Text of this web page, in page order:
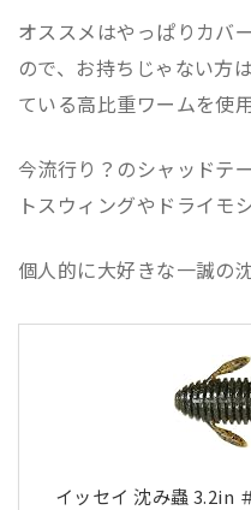
オススメはやっぱりカバ
ので、お持ちじゃない方
ている高比重ワームを使
今流行り？のシャッドテ
トスウィングやドライモ
個人的に大好きな一誠の
イッセイ 沈み蟲 3.2in